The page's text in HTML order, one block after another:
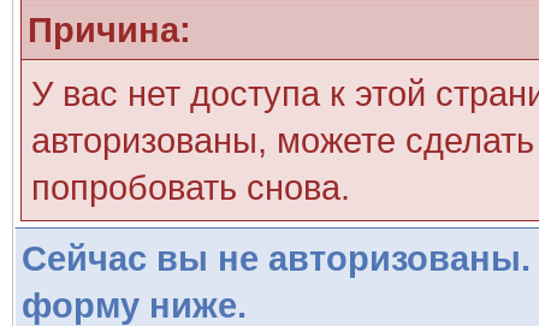
Причина:
У вас нет доступа к этой
авторизованы, можете
попробовать снова.
Сейчас вы не авторизованы.
форму ниже.